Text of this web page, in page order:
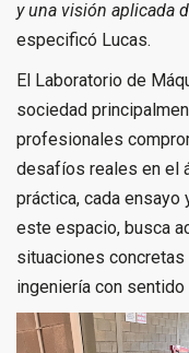
y una visión aplicada
especificó Lucas.
El Laboratorio de
sociedad
profesionales
desafíos reales en el
práctica, cada
este espacio, busca
situaciones concretas
ingeniería con